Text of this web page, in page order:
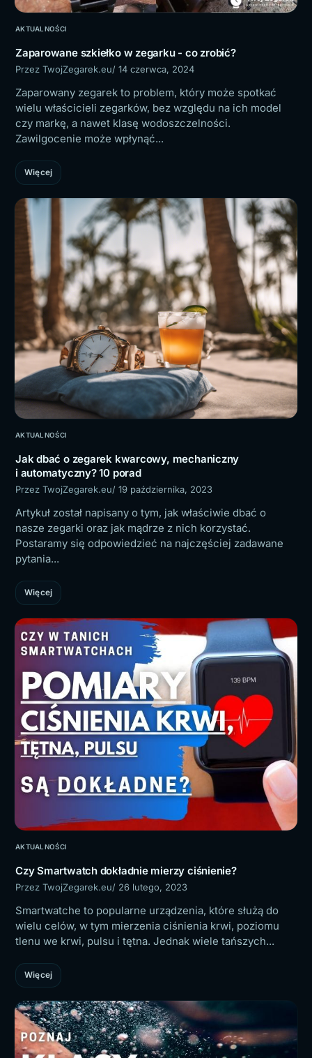
AKTUALNOŚCI
Zaparowane szkiełko w zegarku - co zrobić?
Przez TwojZegarek.eu/ 14 czerwca, 2024
Zaparowany zegarek to problem, który może spotkać
wielu właścicieli zegarków, bez względu na ich model
czy markę, a nawet klasę wodoszczelności.
Zawilgocenie może wpłynąć...
Więcej
AKTUALNOŚCI
Jak dbać o zegarek kwarcowy, mechaniczny
i automatyczny? 10 porad
Przez TwojZegarek.eu/ 19 października, 2023
Artykuł został napisany o tym, jak właściwie dbać o
nasze zegarki oraz jak mądrze z nich korzystać.
Postaramy się odpowiedzieć na najczęściej zadawane
pytania...
Więcej
AKTUALNOŚCI
Czy Smartwatch dokładnie mierzy ciśnienie?
Przez TwojZegarek.eu/ 26 lutego, 2023
Smartwatche to popularne urządzenia, które służą do
wielu celów, w tym mierzenia ciśnienia krwi, poziomu
tlenu we krwi, pulsu i tętna. Jednak wiele tańszych...
Więcej